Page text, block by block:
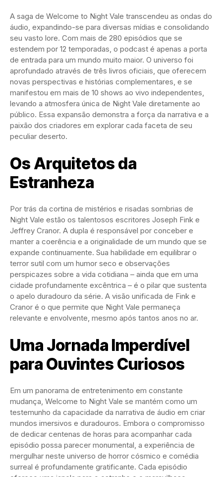
A saga de Welcome to Night Vale transcendeu as ondas do
áudio, expandindo-se para diversas mídias e consolidando
seu vasto lore. Com mais de 280 episódios que se
estendem por 12 temporadas, o podcast é apenas a porta
de entrada para um mundo muito maior. O universo foi
aprofundado através de três livros oficiais, que oferecem
novas perspectivas e histórias complementares, e se
manifestou em mais de 10 shows ao vivo independentes,
levando a atmosfera única de Night Vale diretamente ao
público. Essa expansão demonstra a força da narrativa e a
paixão dos criadores em explorar cada faceta de seu
peculiar deserto.
Os Arquitetos da
Estranheza
Por trás da cortina de mistérios e risadas sombrias de
Night Vale estão os talentosos escritores Joseph Fink e
Jeffrey Cranor. A dupla é responsável por conceber e
manter a coerência e a originalidade de um mundo que se
expande continuamente. Sua habilidade em equilibrar o
terror sutil com um humor seco e observações
perspicazes sobre a vida cotidiana – ainda que em uma
cidade profundamente excêntrica – é o pilar que sustenta
o apelo duradouro da série. A visão unificada de Fink e
Cranor é o que permite que Night Vale permaneça
relevante e envolvente, mesmo após tantos anos no ar.
Uma Jornada Imperdível
para Ouvintes Curiosos
Em um panorama de entretenimento em constante
mudança, Welcome to Night Vale se mantém como um
testemunho da capacidade da narrativa de áudio em criar
mundos imersivos e duradouros. Embora o compromisso
de dedicar centenas de horas para acompanhar cada
episódio possa parecer monumental, a experiência de
mergulhar neste universo de horror cósmico e comédia
surreal é profundamente gratificante. Cada episódio